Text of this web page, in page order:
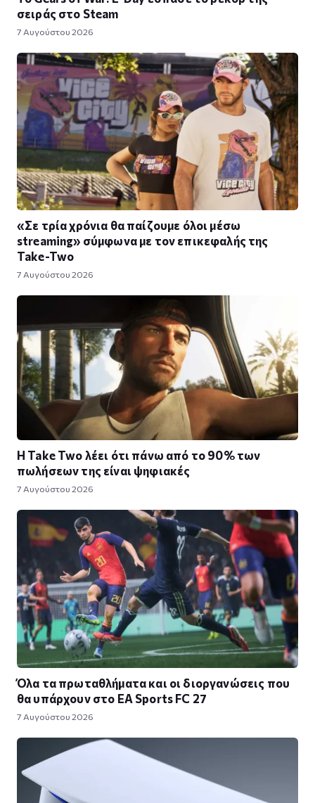
σειράς στο Steam
7 Αυγούστου 2026
«Σε τρία χρόνια θα παίζουμε όλοι μέσω
streaming» σύμφωνα με τον επικεφαλής της
Take-Two
7 Αυγούστου 2026
Η Take Twο λέει ότι πάνω από το 90% των
πωλήσεων της είναι ψηφιακές
7 Αυγούστου 2026
Όλα τα πρωταθλήματα και οι διοργανώσεις που
θα υπάρχουν στο EA Sports FC 27
7 Αυγούστου 2026